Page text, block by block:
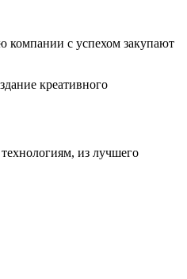
компании с успехом закупают
креативного
из лучшего